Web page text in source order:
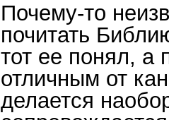
Почему-то
почитать
тот ее понял, а
отличным от
делается